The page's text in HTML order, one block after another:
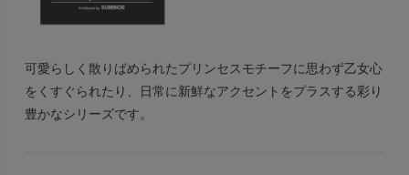
可愛らしく散りばめられたプリンセスモチーフに思わず乙女心
をくすぐられたり、 日常に新鮮なアクセントをプラスする彩り
豊かなシリーズです。